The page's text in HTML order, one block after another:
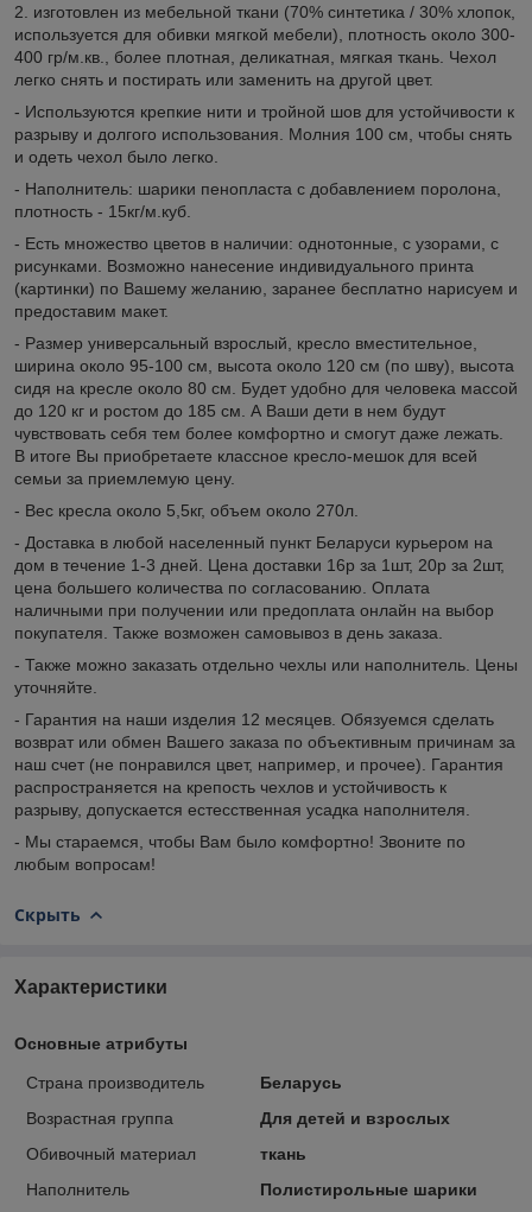
2. изготовлен из мебельной ткани (70% синтетика / 30% хлопок,
используется для обивки мягкой мебели), плотность около 300-
400 гр/м.кв., более плотная, деликатная, мягкая ткань. Чехол
легко снять и постирать или заменить на другой цвет.
- Используются крепкие нити и тройной шов для устойчивости к
разрыву и долгого использования. Молния 100 см, чтобы снять
и одеть чехол было легко.
- Наполнитель: шарики пенопласта с добавлением поролона,
плотность - 15кг/м.куб.
- Есть множество цветов в наличии: однотонные, с узорами, с
рисунками. Возможно нанесение индивидуального принта
(картинки) по Вашему желанию, заранее бесплатно нарисуем и
предоставим макет.
- Размер универсальный взрослый, кресло вместительное,
ширина около 95-100 см, высота около 120 см (по шву), высота
сидя на кресле около 80 см. Будет удобно для человека массой
до 120 кг и ростом до 185 см. А Ваши дети в нем будут
чувствовать себя тем более комфортно и смогут даже лежать.
В итоге Вы приобретаете классное кресло-мешок для всей
семьи за приемлемую цену.
- Вес кресла около 5,5кг, объем около 270л.
- Доставка в любой населенный пункт Беларуси курьером на
дом в течение 1-3 дней. Цена доставки 16р за 1шт, 20р за 2шт,
цена большего количества по согласованию. Оплата
наличными при получении или предоплата онлайн на выбор
покупателя. Также возможен самовывоз в день заказа.
- Также можно заказать отдельно чехлы или наполнитель. Цены
уточняйте.
- Гарантия на наши изделия 12 месяцев. Обязуемся сделать
возврат или обмен Вашего заказа по объективным причинам за
наш счет (не понравился цвет, например, и прочее). Гарантия
распространяется на крепость чехлов и устойчивость к
разрыву, допускается естесственная усадка наполнителя.
- Мы стараемся, чтобы Вам было комфортно! Звоните по
любым вопросам!
Скрыть
Характеристики
Основные атрибуты
Страна производитель
Беларусь
Возрастная группа
Для детей и взрослых
Обивочный материал
ткань
Наполнитель
Полистирольные шарики